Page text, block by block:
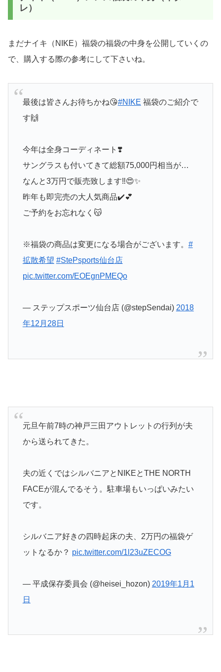
レ）
まだナイキ（NIKE）福袋の福袋の中身を公開していくの
で、購入する際の参考にして下さいね。
最後は皆さんお待ちかね😘#NIKE 福袋のご紹介で
す🙌
今年は全身コーディネート❣️
サングラスも付いてきて総額75,000円相当が…
なんと3万円で販売致します‼️😍✨
昨年も即完売の大人気商品✔️💕
ご予約をお忘れなく😽
※福袋の商品は変更になる場合がございます。 #
拡散希望 #StePsports仙台店
pic.twitter.com/EOEgnPMEQo
— ステップスポーツ仙台店 (@stepSendai) 2018
年12月28日
元旦午前7時の神戸三田アウトレットの行列が夫
から送られてきた。
夫の近くではシルバニアとNIKEとTHE NORTH
FACEが混んでるそう。駐車場もいっぱいみたい
です。
シルバニア好きの四時起床の夫、2万円の福袋ゲ
ットなるか？ pic.twitter.com/1l23uZECOG
— 平成保存委員会 (@heisei_hozon) 2019年1月1
日